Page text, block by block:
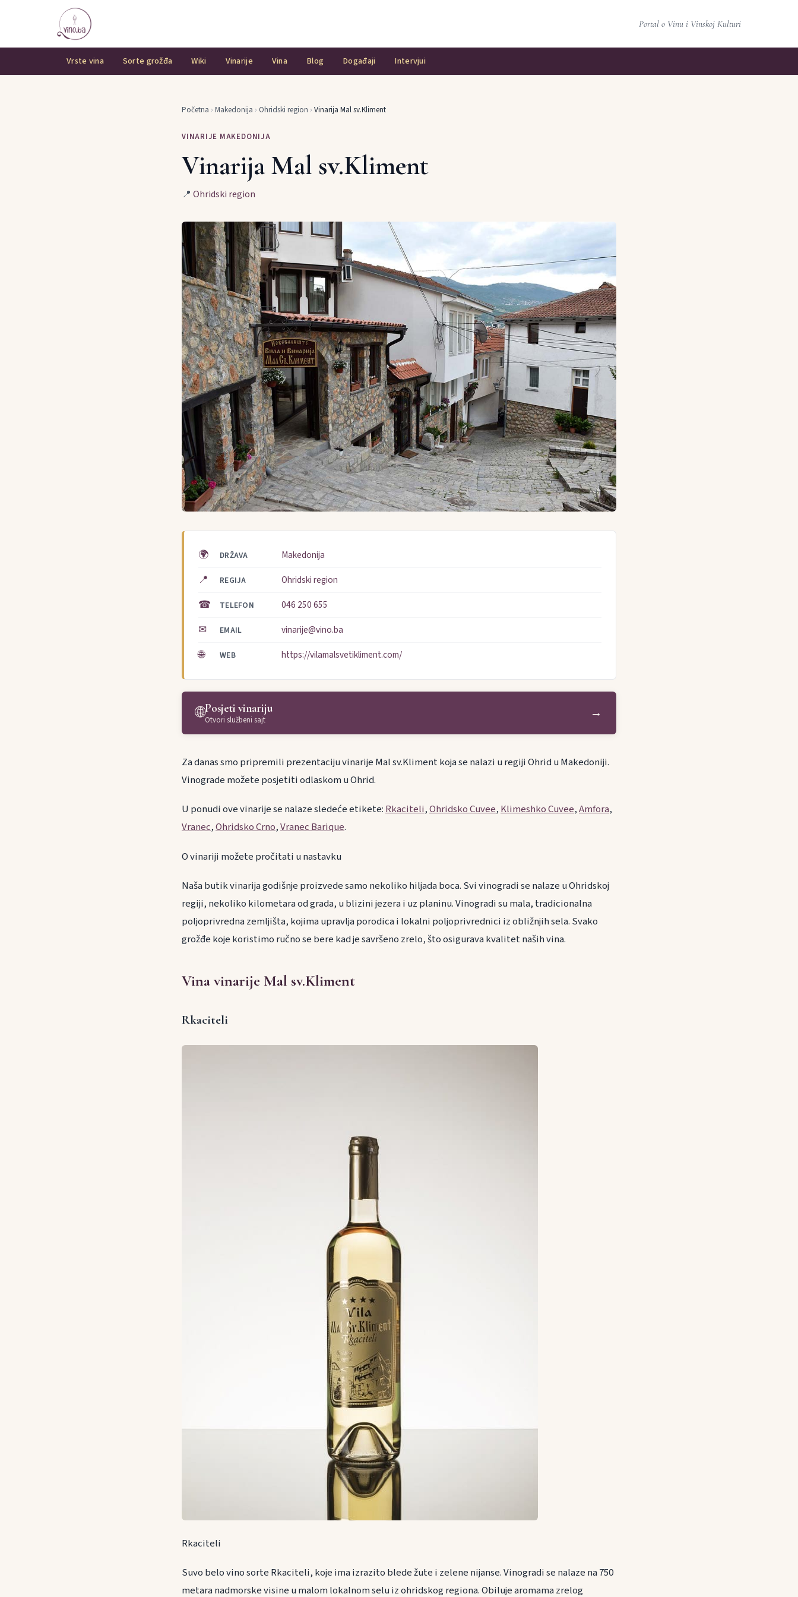
Portal o Vinu i Vinskoj Kulturi
Vrste vina Sorte grožđa Wiki Vinarije Vina Blog Događaji Intervjui
Početna › Makedonija › Ohridski region › Vinarija Mal sv.Kliment
VINARIJE MAKEDONIJA
Vinarija Mal sv.Kliment
📍 Ohridski region
🌍 DRŽAVA Makedonija
📍 REGIJA Ohridski region
☎ TELEFON 046 250 655
✉ EMAIL vinarije@vino.ba
🌐 WEB https://vilamalsvetikliment.com/
🌐Posjeti vinariju
Otvori službeni sajt →
Za danas smo pripremili prezentaciju vinarije Mal sv.Kliment koja se nalazi u regiji Ohrid u Makedoniji.
Vinograde možete posjetiti odlaskom u Ohrid.
U ponudi ove vinarije se nalaze sledeće etikete:Rkaciteli,Ohridsko Cuvee,Klimeshko Cuvee,Amfora,
Vranec,Ohridsko Crno,Vranec Barique.
O vinariji možete pročitati u nastavku
Naša butik vinarija godišnje proizvede samo nekoliko hiljada boca. Svi vinogradi se nalaze u Ohridskoj
regiji, nekoliko kilometara od grada, u blizini jezera i uz planinu. Vinogradi su mala, tradicionalna
poljoprivredna zemljišta, kojima upravlja porodica i lokalni poljoprivrednici iz obližnjih sela. Svako
grožđe koje koristimo ručno se bere kad je savršeno zrelo, što osigurava kvalitet naših vina.
Vina vinarije Mal sv.Kliment
Rkaciteli
Rkaciteli
Suvo belo vino sorte Rkaciteli, koje ima izrazito blede žute i zelene nijanse. Vinogradi se nalaze na 750
metara nadmorske visine u malom lokalnom selu iz ohridskog regiona. Obiluje aromama zrelog